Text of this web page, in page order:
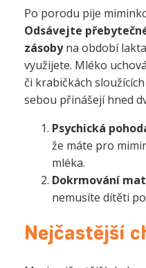
Po porodu pije
Odsávejte
zásobyna období
využijete. Mléko
či krabičkách
sebou přinášejí hned
Psychická
že máte pro
mléka.
Dokrmování
nemusíte dítěti
Nejčastější